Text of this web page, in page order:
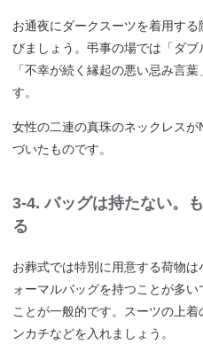
お通夜にダークスーツを着用す
びましょう。弔事の場では「ダ
「不幸が続く縁起の悪い忌み言
す。
女性の二連の真珠のネックレス
づいたものです。
3-4. バッグは持たない。
る
お葬式では特別に用意する荷物
ォーマルバッグを持つことが多
ことが一般的です。スーツの上
ンカチなどを入れましょう。